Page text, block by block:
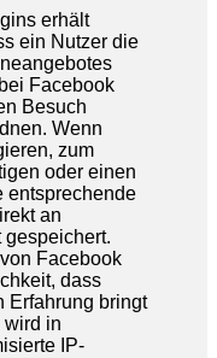
erhält
ein Nutzer die
Facebook
Besuch
Wenn
zum
oder einen
entsprechende
an
gespeichert.
Facebook
dass
Erfahrung bringt
wird in
IP-